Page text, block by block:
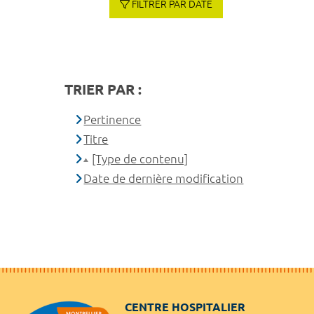
FILTRER PAR DATE
TRIER PAR :
Pertinence
Titre
[Type de contenu]
Date de dernière modification
CENTRE HOSPITALIER